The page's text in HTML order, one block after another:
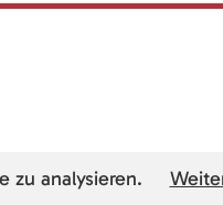
zu analysieren.